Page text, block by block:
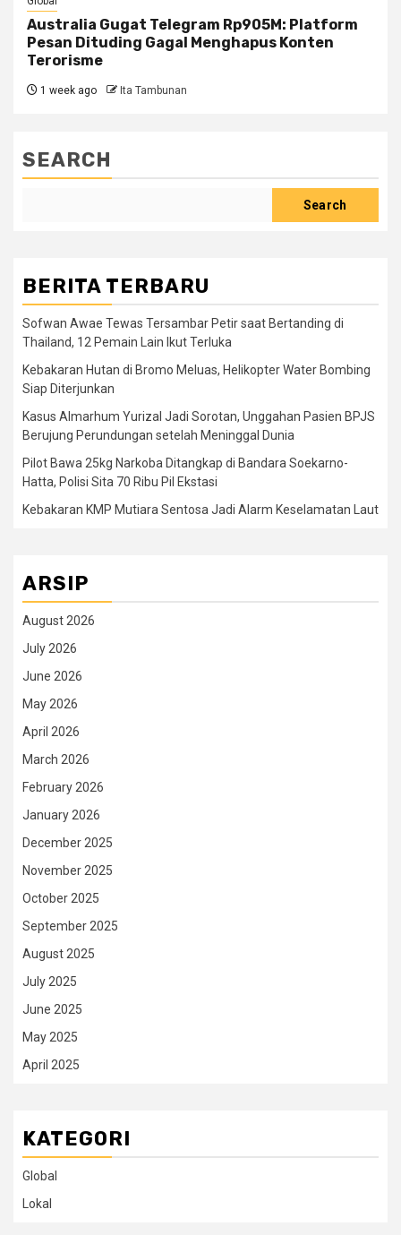
Australia Gugat Telegram Rp905M: Platform
Pesan Dituding Gagal Menghapus Konten
Terorisme
1 week ago Ita Tambunan
SEARCH
Search
BERITA TERBARU
Sofwan Awae Tewas Tersambar Petir saat Bertanding di
Thailand, 12 Pemain Lain Ikut Terluka
Kebakaran Hutan di Bromo Meluas, Helikopter Water Bombing
Siap Diterjunkan
Kasus Almarhum Yurizal Jadi Sorotan, Unggahan Pasien BPJS
Berujung Perundungan setelah Meninggal Dunia
Pilot Bawa 25kg Narkoba Ditangkap di Bandara Soekarno-
Hatta, Polisi Sita 70 Ribu Pil Ekstasi
Kebakaran KMP Mutiara Sentosa Jadi Alarm Keselamatan Laut
ARSIP
August 2026
July 2026
June 2026
May 2026
April 2026
March 2026
February 2026
January 2026
December 2025
November 2025
October 2025
September 2025
August 2025
July 2025
June 2025
May 2025
April 2025
KATEGORI
Global
Lokal